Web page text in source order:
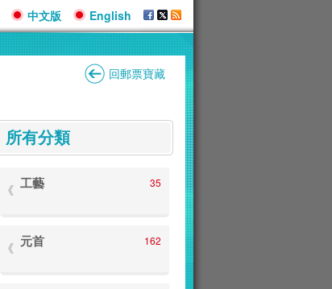
中文版 English
回郵票寶藏
所有分類
工藝 35
元首 162